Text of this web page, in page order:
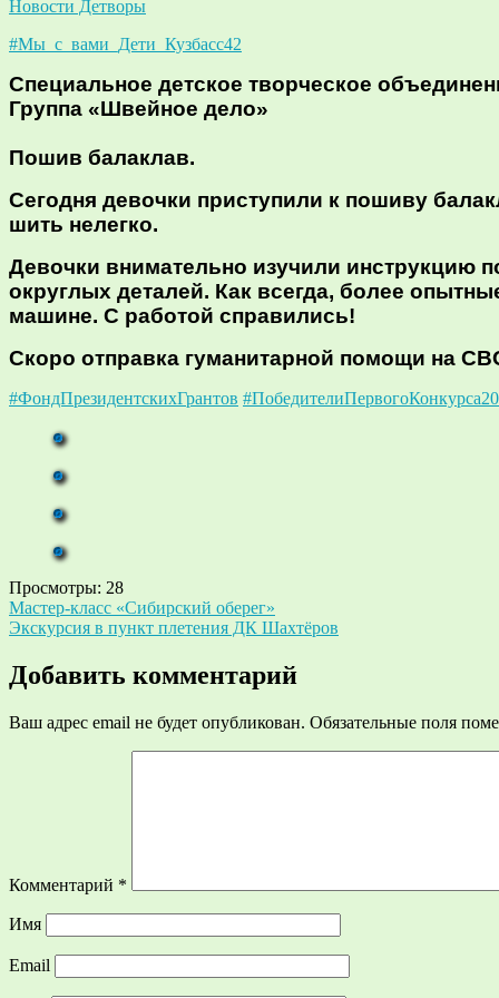
Новости Детворы
#Мы_с_вами_Дети_Кузбасс42
Специальное детское творческое
Группа «Швейное дело»
Пошив балаклав.
Сегодня девочки приступили к пошиву
шить нелегко.
Девочки внимательно изучили инструкцию
округлых деталей. Как всегда, более
машине. С работой справились!
Скоро отправка гуманитарной помощи на
#ФондПрезидентскихГрантов
Просмотры: 28
Навигация
по
записям
Мастер-класс «Сибирский оберег»
Экскурсия в пункт плетения ДК Шахтёров
Добавить комментарий
Ваш адрес email не будет опубликован. Обязательные поля
Комментарий *
Имя
Email